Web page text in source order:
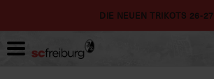
DIE NEUEN TRIKOTS 26-27